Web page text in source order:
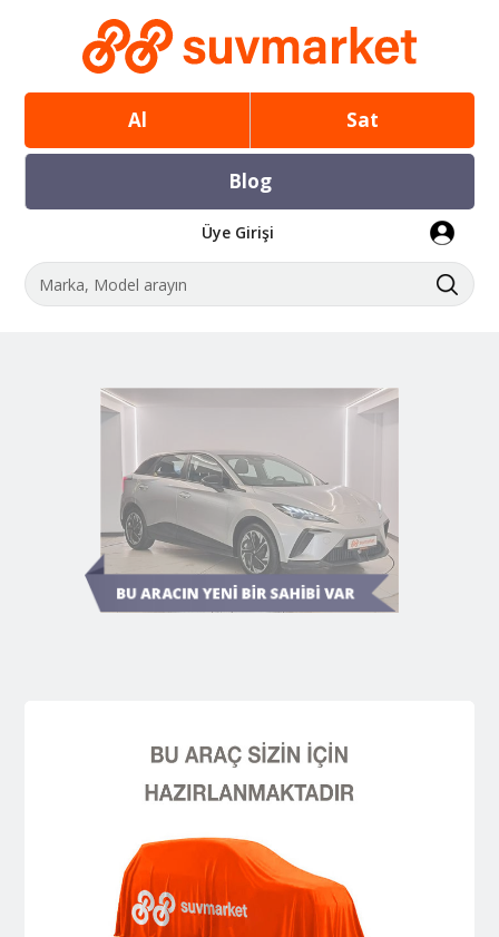
Al Sat
Blog
Üye Girişi